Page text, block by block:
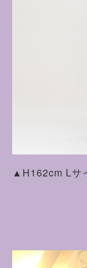
▲H162cm Lサ